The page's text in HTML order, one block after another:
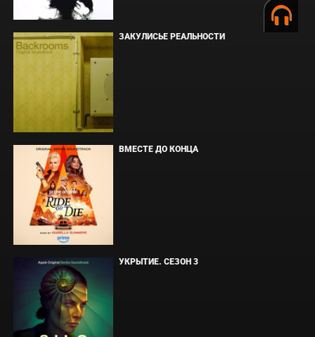
ЗАКУЛИСЬЕ РЕАЛЬНОСТИ
ВМЕСТЕ ДО КОНЦА
УКРЫТИЕ. СЕЗОН 3